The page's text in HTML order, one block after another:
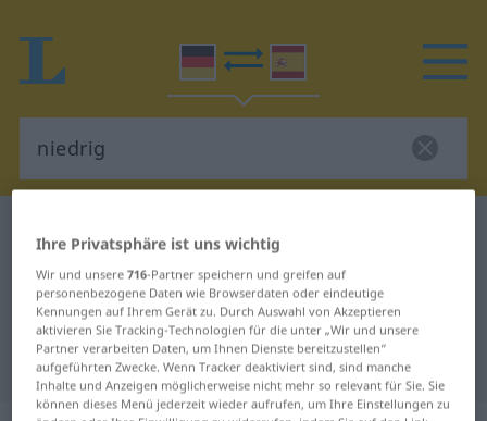
Deutsch-Spanisch Übersetzung für
"niedrig"
"niedrig" Spanisch Übersetzung
Ihre Privatsphäre ist uns wichtig
Wir und unsere716-Partner speichern und greifen auf
personenbezogene Daten wie Browserdaten oder eindeutige
Kennungen auf Ihrem Gerät zu. Durch Auswahl von Akzeptieren
aktivieren Sie Tracking-Technologien für die unter „Wir und unsere
Partner verarbeiten Daten, um Ihnen Dienste bereitzustellen“
aufgeführten Zwecke. Wenn Tracker deaktiviert sind, sind manche
Inhalte und Anzeigen möglicherweise nicht mehr so relevant für Sie. Sie
können dieses Menü jederzeit wieder aufrufen, um Ihre Einstellungen zu